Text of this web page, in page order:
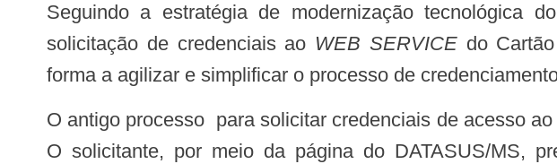
Seguindo a estratégia de modernização tecnológica
solicitação de credenciais ao WEB SERVICEdo Cartão
forma a agilizar e simplificar o processo de
O antigo processo para solicitar credenciais de acesso ao
O solicitante, por meio da página do DATASUS/MS,